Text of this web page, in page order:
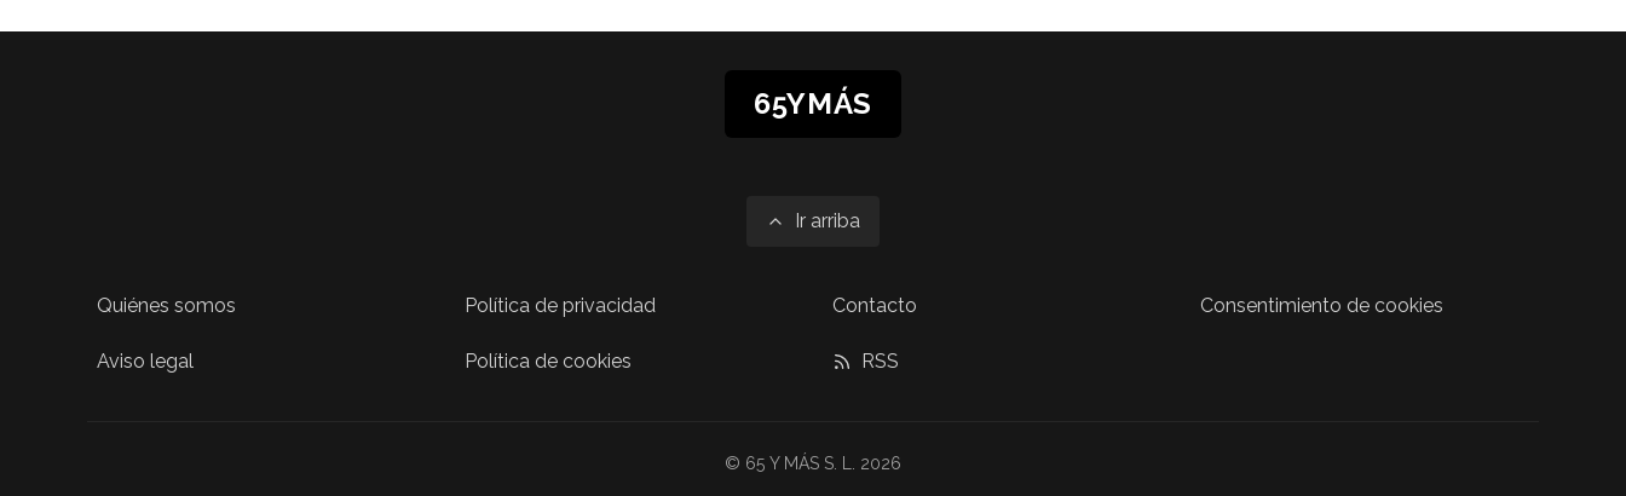
65YMÁS
Ir arriba
Quiénes somos
Aviso legal
Política de privacidad
Política de cookies
Contacto
RSS
Consentimiento de cookies
© 65 Y MÁS S. L. 2026